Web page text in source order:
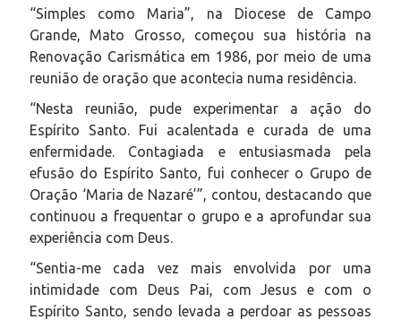
“Simples como Maria”, na Diocese de Campo
Grande, Mato Grosso, começou sua história na
Renovação Carismática em 1986, por meio de uma
reunião de oração que acontecia numa residência.
“Nesta reunião, pude experimentar a ação do
Espírito Santo. Fui acalentada e curada de uma
enfermidade. Contagiada e entusiasmada pela
efusão do Espírito Santo, fui conhecer o Grupo de
Oração ‘Maria de Nazaré’”, contou, destacando que
continuou a frequentar o grupo e a aprofundar sua
experiência com Deus.
“Sentia-me cada vez mais envolvida por uma
intimidade com Deus Pai, com Jesus e com o
Espírito Santo, sendo levada a perdoar as pessoas